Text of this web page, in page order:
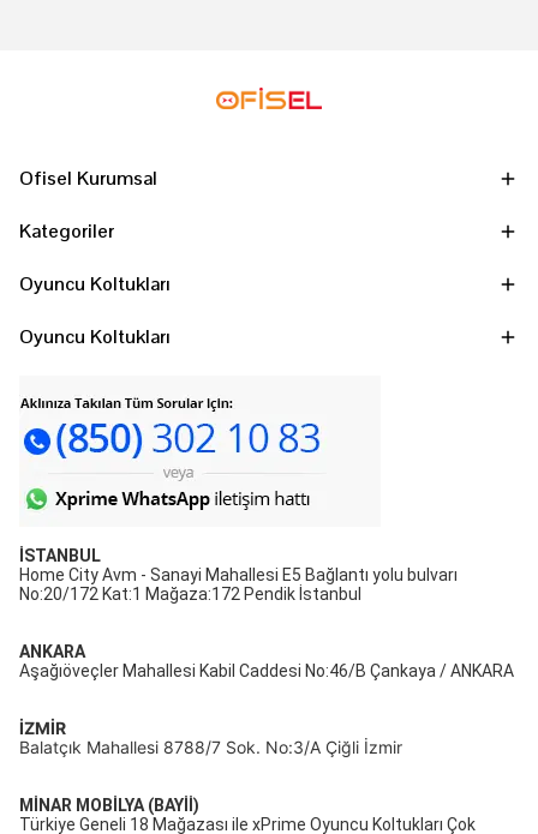
Ofisel Kurumsal
Kategoriler
Oyuncu Koltukları
Oyuncu Koltukları
İSTANBUL
Home City Avm - Sanayi Mahallesi E5 Bağlantı yolu bulvarı
No:20/172 Kat:1 Mağaza:172 Pendik İstanbul
ANKARA
Aşağıöveçler Mahallesi Kabil Caddesi No:46/B Çankaya / ANKARA
İZMİR
Balatçık Mahallesi 8788/7 Sok. No:3/A Çiğli İzmir
MİNAR MOBİLYA (BAYİİ)
Türkiye Geneli 18 Mağazası ile xPrime Oyuncu Koltukları Çok